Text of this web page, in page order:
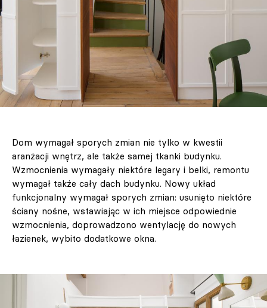
Dom wymagał sporych zmian nie tylko w kwestii
aranżacji wnętrz, ale także samej tkanki budynku.
Wzmocnienia wymagały niektóre legary i belki, remontu
wymagał także cały dach budynku. Nowy układ
funkcjonalny wymagał sporych zmian: usunięto niektóre
ściany nośne, wstawiając w ich miejsce odpowiednie
wzmocnienia, doprowadzono wentylację do nowych
łazienek, wybito dodatkowe okna.